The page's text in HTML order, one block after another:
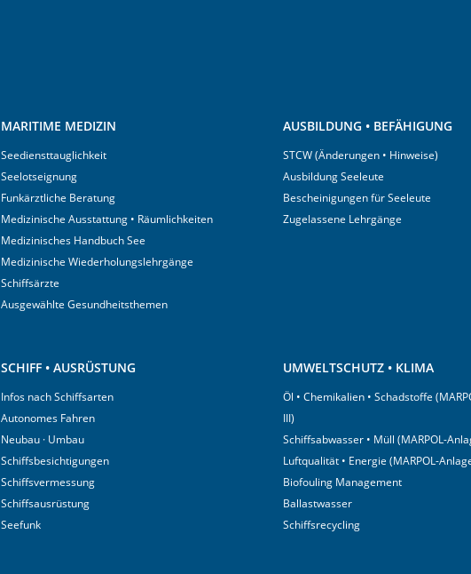
MARITIME MEDIZIN
Seediensttauglichkeit
Seelotseignung
Funkärztliche Beratung
Medizinische Ausstattung • Räumlichkeiten
Medizinisches Handbuch See
Medizinische Wiederholungslehrgänge
Schiffsärzte
Ausgewählte Gesundheitsthemen
AUSBILDUNG • BEFÄHIGUNG
STCW (Änderungen • Hinweise)
Ausbildung Seeleute
Bescheinigungen für Seeleute
Zugelassene Lehrgänge
SCHIFF • AUSRÜSTUNG
Infos nach Schiffsarten
Autonomes Fahren
Neubau · Umbau
Schiffsbesichtigungen
Schiffsvermessung
Schiffsausrüstung
Seefunk
UMWELTSCHUTZ • KLIMA
Öl • Chemikalien • Schadstoffe
III)
Schiffsabwasser • Müll (MARPOL-
Luftqualität • Energie (MARPOL-
Biofouling Management
Ballastwasser
Schiffsrecycling